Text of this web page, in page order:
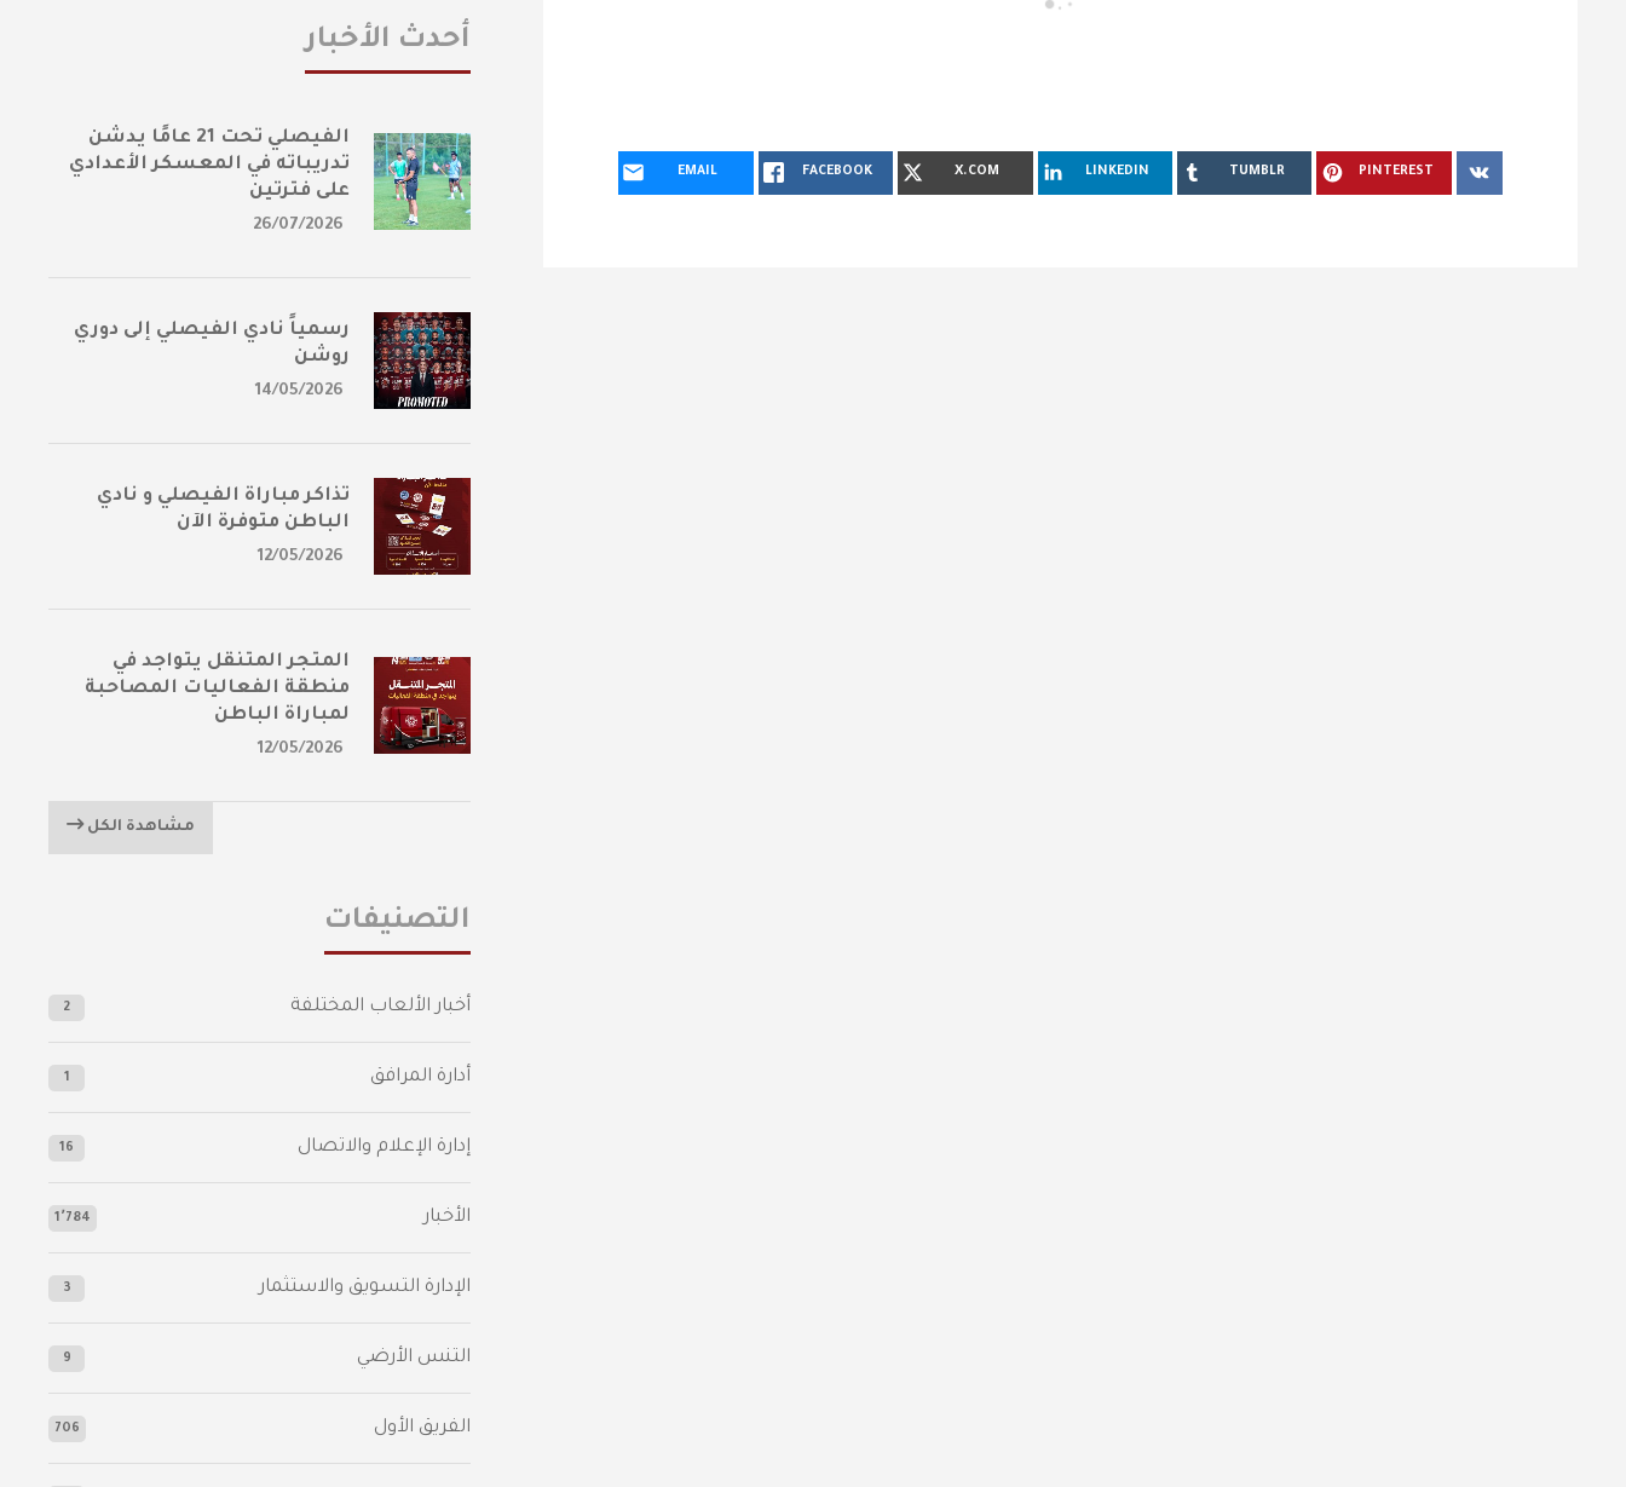
EMAIL FACEBOOK X.COM LINKEDIN TUMBLR PINTEREST
أحدث الأخبار
الفيصلي تحت 21 عامًا يدشن
تدريباته في المعسكر الأعدادي
على فترتين
26/07/2026
رسمياً نادي الفيصلي إلى دوري
روشن
14/05/2026
تذاكر مباراة الفيصلي و نادي
الباطن متوفرة الآن
12/05/2026
المتجر المتنقل يتواجد في
منطقة الفعاليات المصاحبة
لمباراة الباطن
12/05/2026
مشاهدة الكل
التصنيفات
أخبار الألعاب المختلفة 2
أدارة المرافق 1
إدارة الإعلام والاتصال 16
الأخبار 1٬784
الإدارة التسويق والاستثمار 3
التنس الأرضي 9
الفريق الأول 706